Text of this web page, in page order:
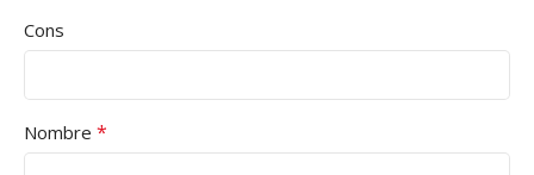
Cons
Nombre *